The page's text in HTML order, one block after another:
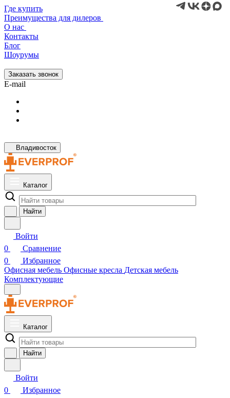
Где купить
Преимущества для дилеров
О нас
Контакты
Блог
Шоурумы
Заказать звонок
E-mail
Владивосток
Каталог
Найти
Войти
0
Сравнение
0
Избранное
Офисная мебель Офисные кресла Детская мебель
Комплектующие
Каталог
Найти
Войти
0
Избранное